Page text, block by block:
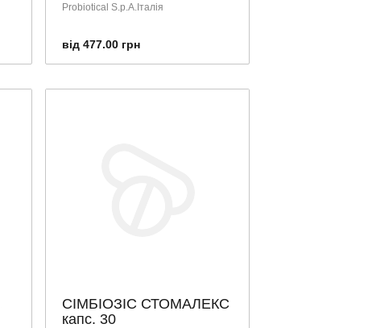
Probiotical S.p.A.Італія
від 477.00 грн
СІМБІОЗІС СТОМАЛЕКС
капс. 30